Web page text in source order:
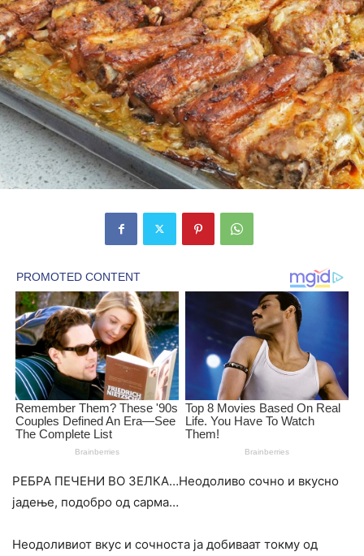
РЕБРА ПЕЧЕНИ ВО ЗЕЛКА…Неодоливо сочно и вкусно
јадење, подобро од сарма…
Неодоливиот вкус и сочноста ја добиваат токму од